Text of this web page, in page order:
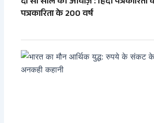
पत्रकारिता के 200 वर्ष